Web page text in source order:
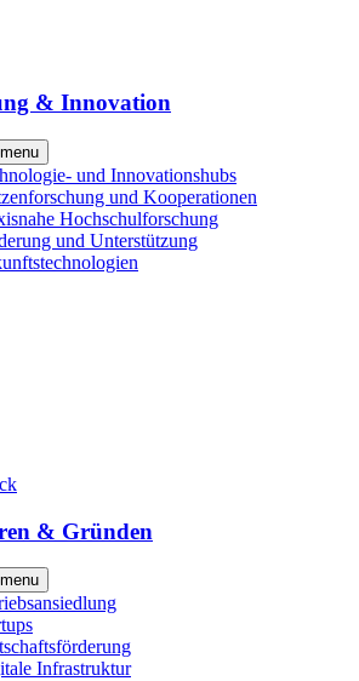
& Innovation
und Innovationshubs
und Kooperationen
Hochschulforschung
und Unterstützung
& Gründen
Infrastruktur